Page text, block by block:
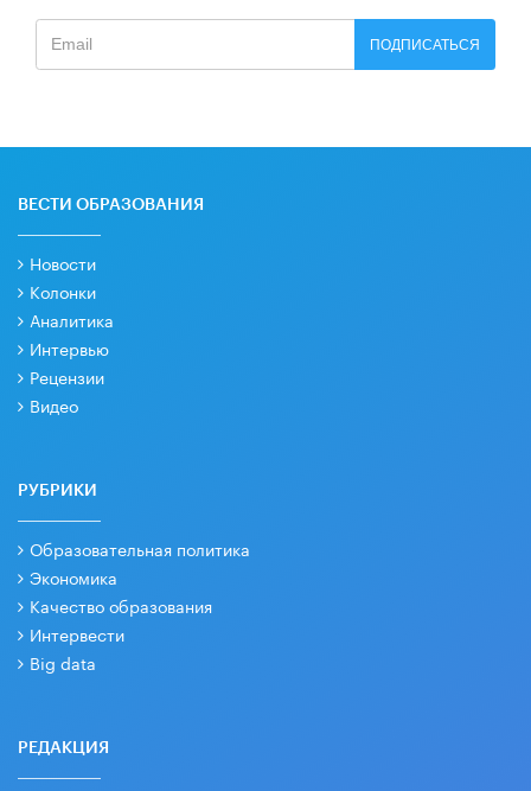
ПОДПИСАТЬСЯ
ВЕСТИ ОБРАЗОВАНИЯ
Новости
Колонки
Аналитика
Интервью
Рецензии
Видео
РУБРИКИ
Образовательная политика
Экономика
Качество образования
Интервести
Big data
РЕДАКЦИЯ